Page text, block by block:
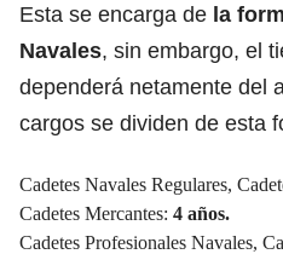
Esta se encarga de la
Navales, sin embargo, el
dependerá netamente del
cargos se dividen de esta
Cadetes Navales Regulares,
Cadetes Mercantes: 4 años.
Cadetes Profesionales Navales,